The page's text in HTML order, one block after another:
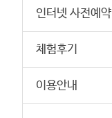
인터넷 사전예약
체험후기
이용안내